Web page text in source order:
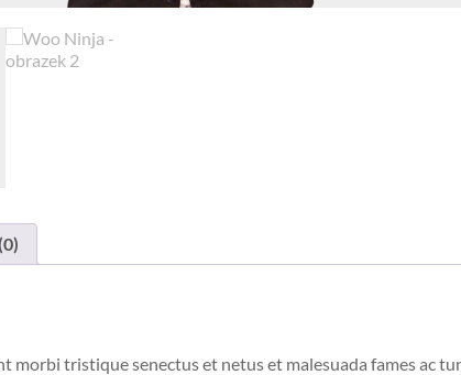
morbi tristique senectus et netus et malesuada fames ac